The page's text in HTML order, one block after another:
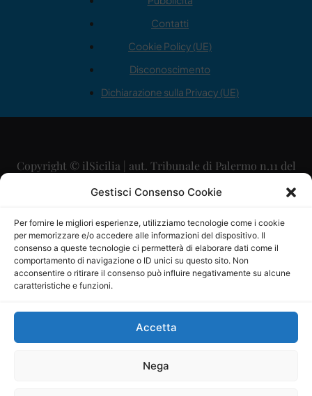
Gestisci Consenso Cookie
Per fornire le migliori esperienze, utilizziamo tecnologie come i cookie
per memorizzare e/o accedere alle informazioni del dispositivo. Il
consenso a queste tecnologie ci permetterà di elaborare dati come il
comportamento di navigazione o ID unici su questo sito. Non
acconsentire o ritirare il consenso può influire negativamente su alcune
caratteristiche e funzioni.
Accetta
Nega
Contatti
Cookie Policy (UE)
Disconoscimento
Dichiarazione sulla Privacy (UE)
Copyright © ilSicilia | aut. Tribunale di Palermo n.11 del
29/09/2015
Direttore Editoriale: Maurizio Scaglione
Direttore Responsabile: Maria Calabrese
P.IVA: 06334930820
Mercurio Comunicazione Società Cooperativa a r.l. è
iscritta al Registro degli Operatori di Comunicazione al